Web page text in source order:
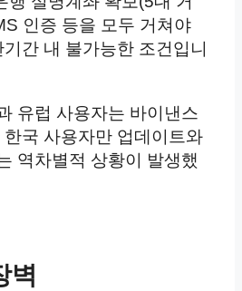
인증 등을 모두 거쳐야
간 내 불가능한 조건입니
유럽 사용자는 바이낸스
국 사용자만 업데이트와
역차별적 상황이 발생했
벽